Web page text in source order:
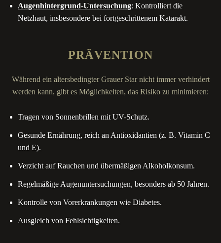
Augenhintergrund-Untersuchung: Kontrolliert die
Netzhaut, insbesondere bei fortgeschrittenem Katarakt.
PRÄVENTION
Während ein altersbedingter Grauer Star nicht immer verhindert
werden kann, gibt es Möglichkeiten, das Risiko zu minimieren:
Tragen von Sonnenbrillen mit UV-Schutz.
Gesunde Ernährung, reich an Antioxidantien (z. B. Vitamin C
und E).
Verzicht auf Rauchen und übermäßigen Alkoholkonsum.
Regelmäßige Augenuntersuchungen, besonders ab 50 Jahren.
Kontrolle von Vorerkrankungen wie Diabetes.
Ausgleich von Fehlsichtigkeiten.